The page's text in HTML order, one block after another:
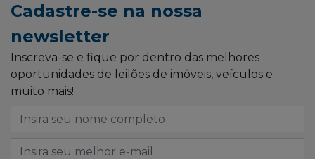
Cadastre-se na nossa
newsletter
Inscreva-se e fique por dentro das melhores
oportunidades de leilões de imóveis, veículos e
muito mais!